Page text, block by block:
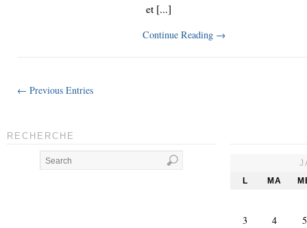
et [...]
Continue Reading →
← Previous Entries
RECHERCHE
L
MA
3 4
5